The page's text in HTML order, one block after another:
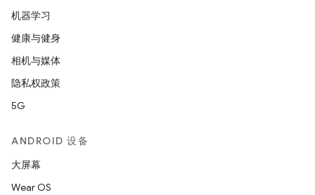
机器学习
健康与健身
相机与媒体
隐私权政策
5G
ANDROID 设备
大屏幕
Wear OS